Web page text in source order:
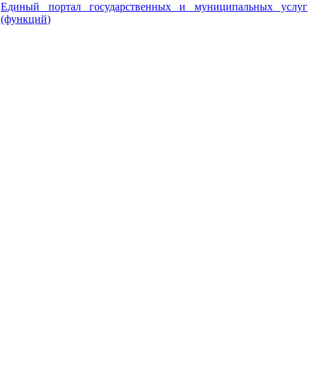
Единый портал государственных и муниципальных услуг
(функций)